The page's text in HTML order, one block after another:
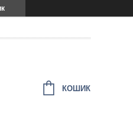
КОШИК